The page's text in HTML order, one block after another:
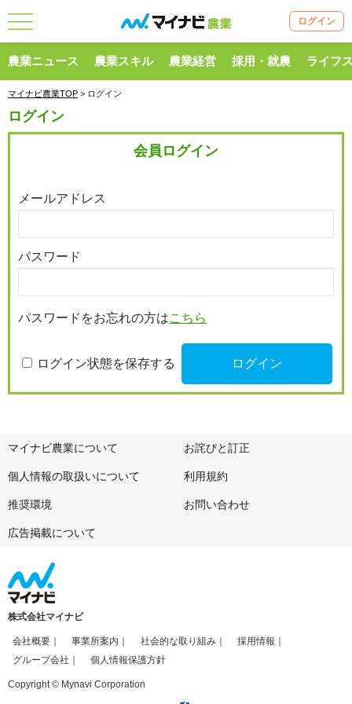
ログイン
農業ニュース 農業スキル 農業経営 採用・就農 ライフ
マイナビ農業TOP > ログイン
ログイン
会員ログイン
メールアドレス
パスワード
パスワードをお忘れの方はこちら
ログイン状態を保存する
マイナビ農業について お詫びと訂正
個人情報の取扱いについて 利用規約
推奨環境 お問い合わせ
広告掲載について
株式会社マイナビ
会社概要 事業所案内 社会的な取り組み
採用情報
グループ会社
個人情報保護方針
Copyright © Mynavi Corporation